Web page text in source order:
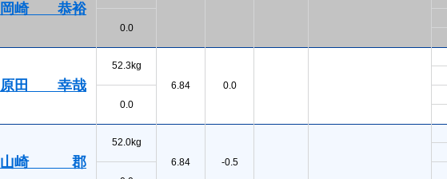
岡崎 恭裕
0.0
原田 幸哉
52.3kg
6.84
0.0
0.0
山崎 郡
52.0kg
6.84
-0.5